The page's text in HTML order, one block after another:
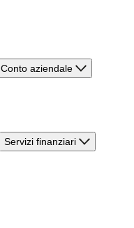
Conto aziendale
Servizi finanziari